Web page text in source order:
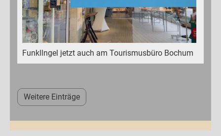
Funkllngel jetzt auch am Tourismusbüro Bochum
Weitere Einträge